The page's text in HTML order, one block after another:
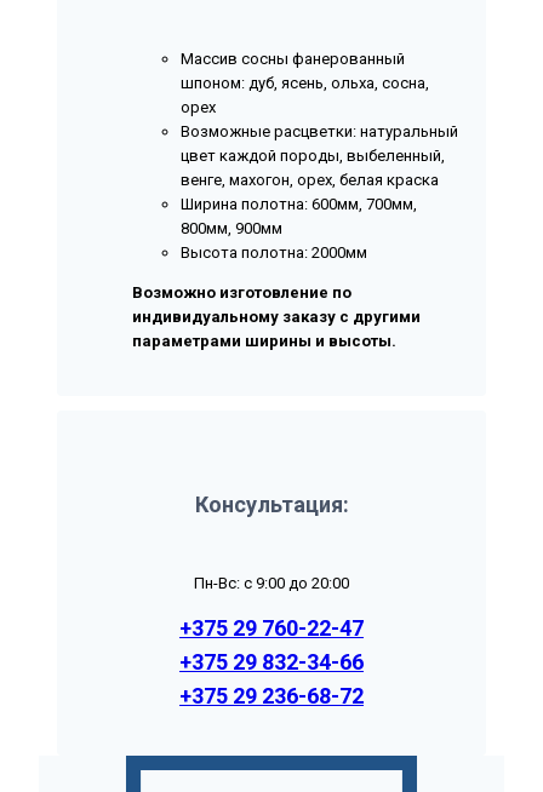
Массив сосны фанерованный
шпоном: дуб, ясень, ольха, сосна,
орех
Возможные расцветки: натуральный
цвет каждой породы, выбеленный,
венге, махогон, орех, белая краска
Ширина полотна: 600мм, 700мм,
800мм, 900мм
Высота полотна: 2000мм
Возможно изготовление по
индивидуальному заказу с другими
параметрами ширины и высоты.
Консультация:
Пн-Вс: с 9:00 до 20:00
+375 29 760-22-47
+375 29 832-34-66
+375 29 236-68-72